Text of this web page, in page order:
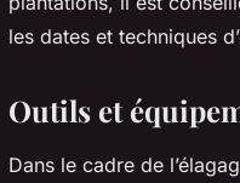
les dates et techniques
Outils et
Dans le cadre de